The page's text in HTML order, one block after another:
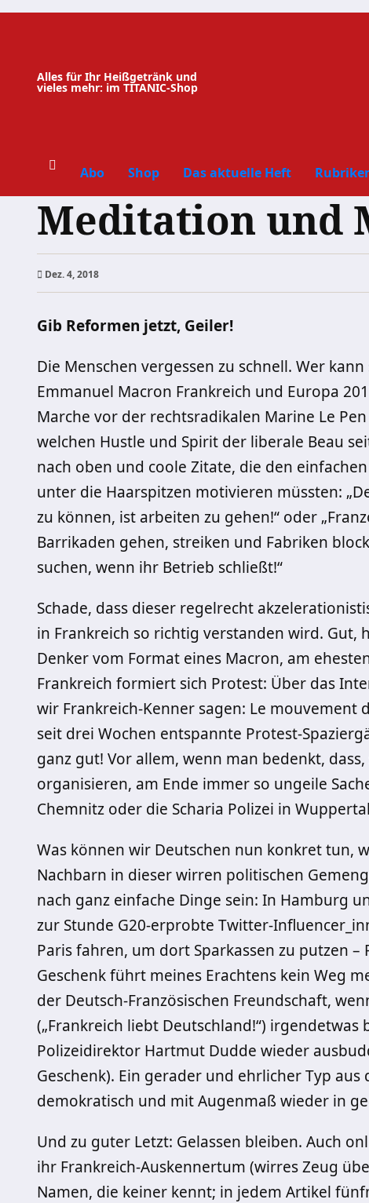
Zum
Alles für Ihr Heißgetränk und
vieles mehr: im TITANIC-Shop
Abo Shop Das aktuelle Heft
Meditation und
Dez. 4, 2018
Gib Reformen jetzt, Geiler!
Die Menschen vergessen zu schnell. Wer
Emmanuel Macron Frankreich und Europa
Marche vor der rechtsradikalen Marine Le
welchen Hustle und Spirit der liberale Beau
nach oben und coole Zitate, die den
unter die Haarspitzen motivieren müssten:
zu können, ist arbeiten zu gehen!“ oder
Barrikaden gehen, streiken und Fabriken
suchen, wenn ihr Betrieb schließt!“
Schade, dass dieser regelrecht
in Frankreich so richtig verstanden wird. Gut,
Denker vom Format eines Macron, am
Frankreich formiert sich Protest: Über das
wir Frankreich-Kenner sagen: Le
seit drei Wochen entspannte Protest-
ganz gut! Vor allem, wenn man bedenkt,
organisieren, am Ende immer so ungeile
Chemnitz oder die Scharia Polizei in
Was können wir Deutschen nun konkret tun,
Nachbarn in dieser wirren politischen
nach ganz einfache Dinge sein: In Hamburg
zur Stunde G20-erprobte Twitter-
Paris fahren, um dort Sparkassen zu putzen
Geschenk führt meines Erachtens kein Weg
der Deutsch-Französischen Freundschaft,
(„Frankreich liebt Deutschland!“)
Polizeidirektor Hartmut Dudde wieder
Geschenk). Ein gerader und ehrlicher Typ
demokratisch und mit Augenmaß wieder in
Und zu guter Letzt: Gelassen bleiben. Auch
ihr Frankreich-Auskennertum (wirres Zeug
Namen, die keiner kennt; in jedem Artikel